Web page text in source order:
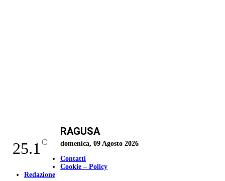
25.1 C
RAGUSA
domenica, 09 Agosto 2026
Contatti
Cookie – Policy
Redazione